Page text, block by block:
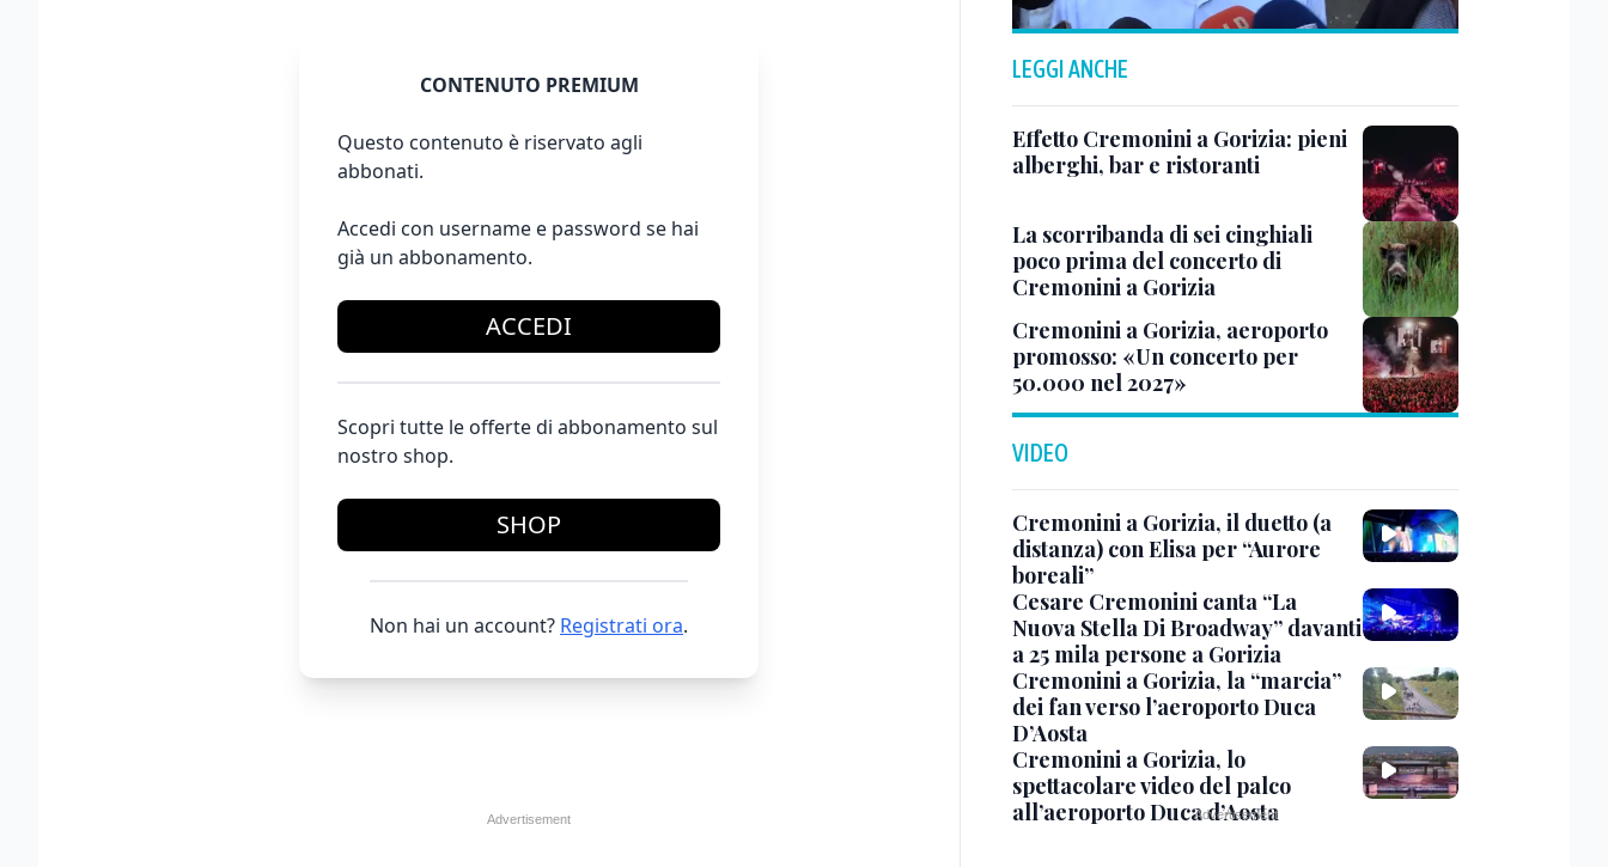
CONTENUTO PREMIUM
Questo contenuto è riservato agli
abbonati.
Accedi con username e password se hai
già un abbonamento.
ACCEDI
Scopri tutte le offerte di abbonamento sul
nostro shop.
SHOP
Non hai un account? Registrati ora.
LEGGI ANCHE
Effetto Cremonini a Gorizia: pieni
alberghi, bar e ristoranti
La scorribanda di sei cinghiali
poco prima del concerto di
Cremonini a Gorizia
Cremonini a Gorizia, aeroporto
promosso: «Un concerto per
50.000 nel 2027»
VIDEO
Cremonini a Gorizia, il duetto (a
distanza) con Elisa per “Aurore
boreali”
Cesare Cremonini canta “La
Nuova Stella Di Broadway” davanti
a 25 mila persone a Gorizia
Cremonini a Gorizia, la “marcia”
dei fan verso l’aeroporto Duca
D’Aosta
Cremonini a Gorizia, lo
spettacolare video del palco
all’aeroporto Duca d’Aosta